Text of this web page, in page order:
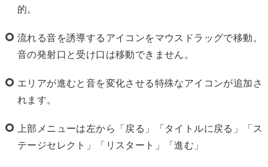
的。
流れる音を誘導するアイコンをマウスドラッグで移動。
音の発射口と受け口は移動できません。
エリアが進むと音を変化させる特殊なアイコンが追加さ
れます。
上部メニューは左から「戻る」「タイトルに戻る」「ス
テージセレクト」「リスタート」「進む」